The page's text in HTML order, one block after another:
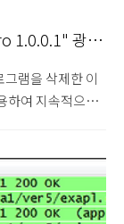
1.0.0.1" 광고
램을 삭제한 이
하여 지속적으로
로그램 주의
+ msssoft
로그램은 기존부